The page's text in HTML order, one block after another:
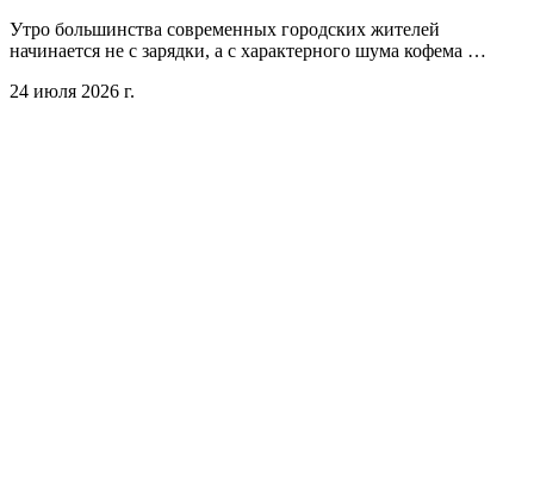
Утро большинства современных городских жителей
начинается не с зарядки, а с характерного шума кофема …
24 июля 2026 г.